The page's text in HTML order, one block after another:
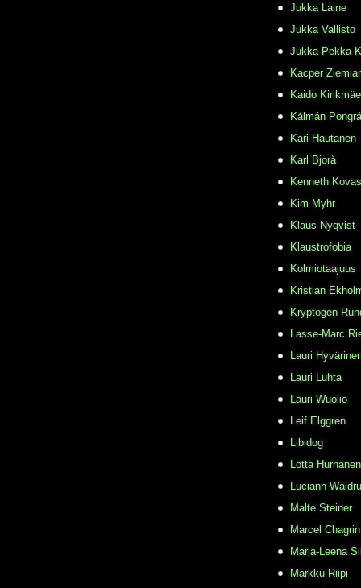
Jukka Laine
Jukka Vallisto
Jukka-Pekka
Kacper
Kaido Kirikmäe
Kálmán
Kari Hautanen
Karl Bjorå
Kenneth
Kim Myhr
Klaus Nyqvist
Klaustrofobia
Kolmiotaajuus
Kristian
Kryptogen
Lasse-Marc
Lauri
Lauri Luhta
Lauri Wuolio
Leif Elggren
Libidog
Lotta Hurnanen
Luciann
Malte Steiner
Marcel Chagrin
Marja-Leena
Markku Riipi